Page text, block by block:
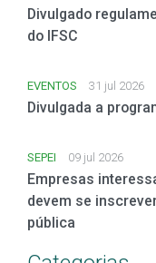
Divulgado
do IFSC
EVENTOS 31 jul 2026
Divulgada a
SEPEI 09 jul 2026
Empresas
devem se
pública